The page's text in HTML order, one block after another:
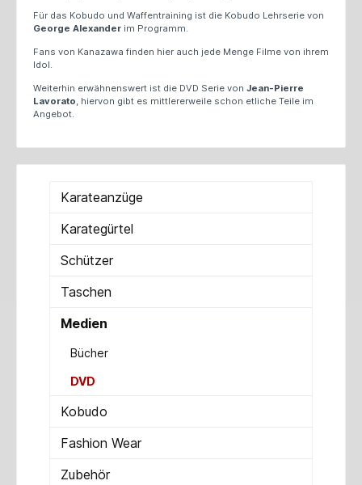
Für das Kobudo und Waffentraining ist die Kobudo Lehrserie von
George Alexander im Programm.
Fans von Kanazawa finden hier auch jede Menge Filme von ihrem
Idol.
Weiterhin erwähnenswert ist die DVD Serie von Jean-Pierre
Lavorato, hiervon gibt es mittlererweile schon etliche Teile im
Angebot.
Karateanzüge
Karategürtel
Schützer
Taschen
Medien
Bücher
DVD
Kobudo
Fashion Wear
Zubehör